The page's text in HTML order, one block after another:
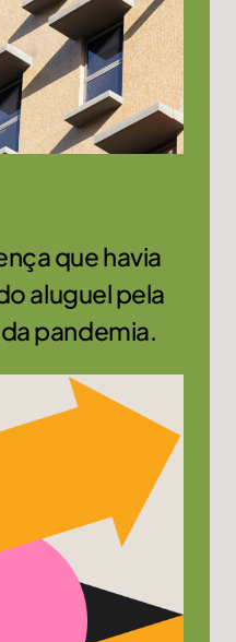
que havia
aluguel pela
pandemia.